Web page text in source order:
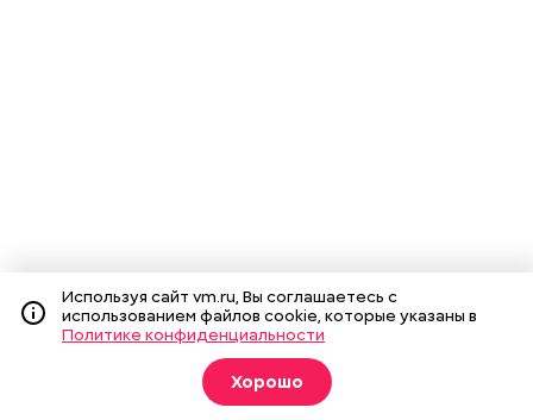
Используя сайт vm.ru, Вы соглашаетесь с
использованием файлов cookie, которые указаны в
Политике конфиденциальности
Хорошо